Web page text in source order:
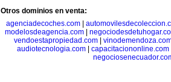
Otros dominios en venta:
agenciadecoches.com
modelosdeagencia.com
vendoestapropiedad.com|
audiotecnologia.com
capacitaciononline.com